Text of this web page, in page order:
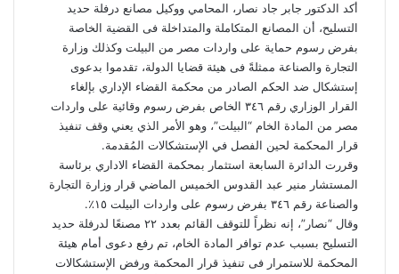
أكد الدكتور جابر جاد نصار، المحامي ووكيل مصانع درفلة حديد
التسليح، أن المصانع المتكاملة والمتداخلة فى القضية الخاصة
بفرض رسوم حماية على واردات مصر من البيلت وكذلك وزارة
التجارة والصناعة ممثلةً فى هيئة قضايا الدولة، تقدموا بدعوى
إستشكال ضد الحكم الصادر من محكمة القضاء الإداري بإلغاء
القرار الوزاري رقم ٣٤٦ الخاص بفرض رسوم وقائية على واردات
مصر من المادة الخام “البيلت”، وهو الأمر الذي يعني وقف تنفيذ
قرار المحكمة لحين الفصل في الإستشكالات المُقدمة.
وقررت الدائرة السابعة استثمار بمحكمة القضاء الاداري برئاسة
المستشار منير عبد القدوس الخميس الماضي قرار وزارة التجارة
والصناعة رقم ٣٤٦ بفرض رسوم على واردات البيلت ١٥٪؜.
وقال “نصار”، إنه نظراً للتوقف القائم بعدد ٢٢ مصنعًا لدرفلة حديد
التسليح بسبب عدم توافر المادة الخام، تم رفع دعوى أمام هيئة
المحكمة للاستمرار فى تنفيذ قرار المحكمة ورفض الإستشكالات